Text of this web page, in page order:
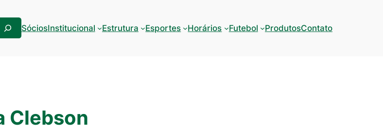
SóciosInstitucional Estrutura Esportes Horários Futebol ProdutosContato
Clebson